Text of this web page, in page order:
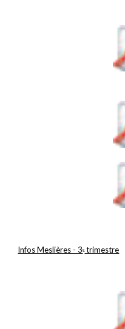
Infos Meslières - 3e trimestre